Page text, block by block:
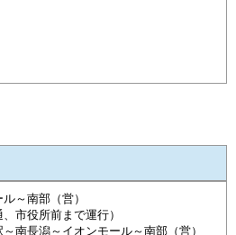
～南部（営）
市役所前まで運行）
南長潟～イオンモール～南部（営）